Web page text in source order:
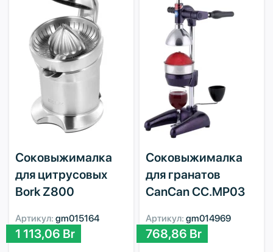
Соковыжималка
для цитрусовых
Bork Z800
Артикул: gm015164
1 113,06 Br
Соковыжималка
для гранатов
CanCan CC.MP03
Артикул: gm014969
768,86 Br